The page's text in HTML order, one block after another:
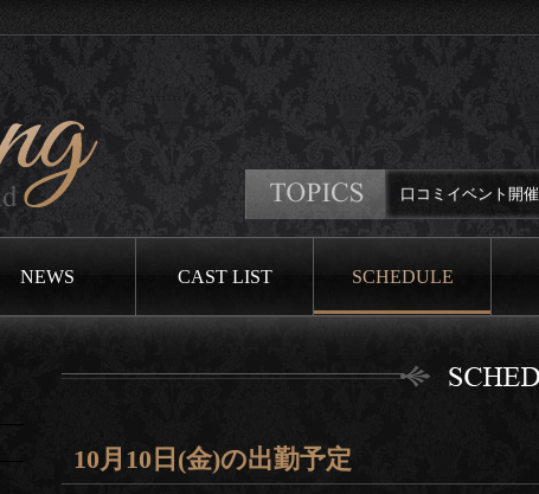
口コミイベント開催中です♪
NEWS CAST LIST SCHEDULE
10月10日(金)の出勤予定